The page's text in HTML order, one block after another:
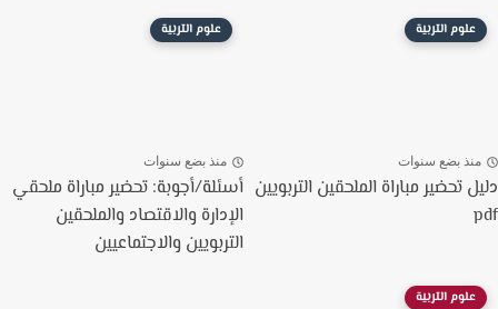
علوم التربية
بضع سنوات
تحضير مباراة الملحقين التربويين
علوم التربية
منذ بضع سنوات
أسئلة/أجوبة: تحضير مباراة ملحقي
الإدارة والاقتصاد والملحقين
التربويين والاجتماعيين
علوم التربية